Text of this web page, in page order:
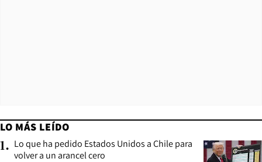
LO MÁS LEÍDO
1. Lo que ha pedido Estados Unidos a Chile para
volver a un arancel cero